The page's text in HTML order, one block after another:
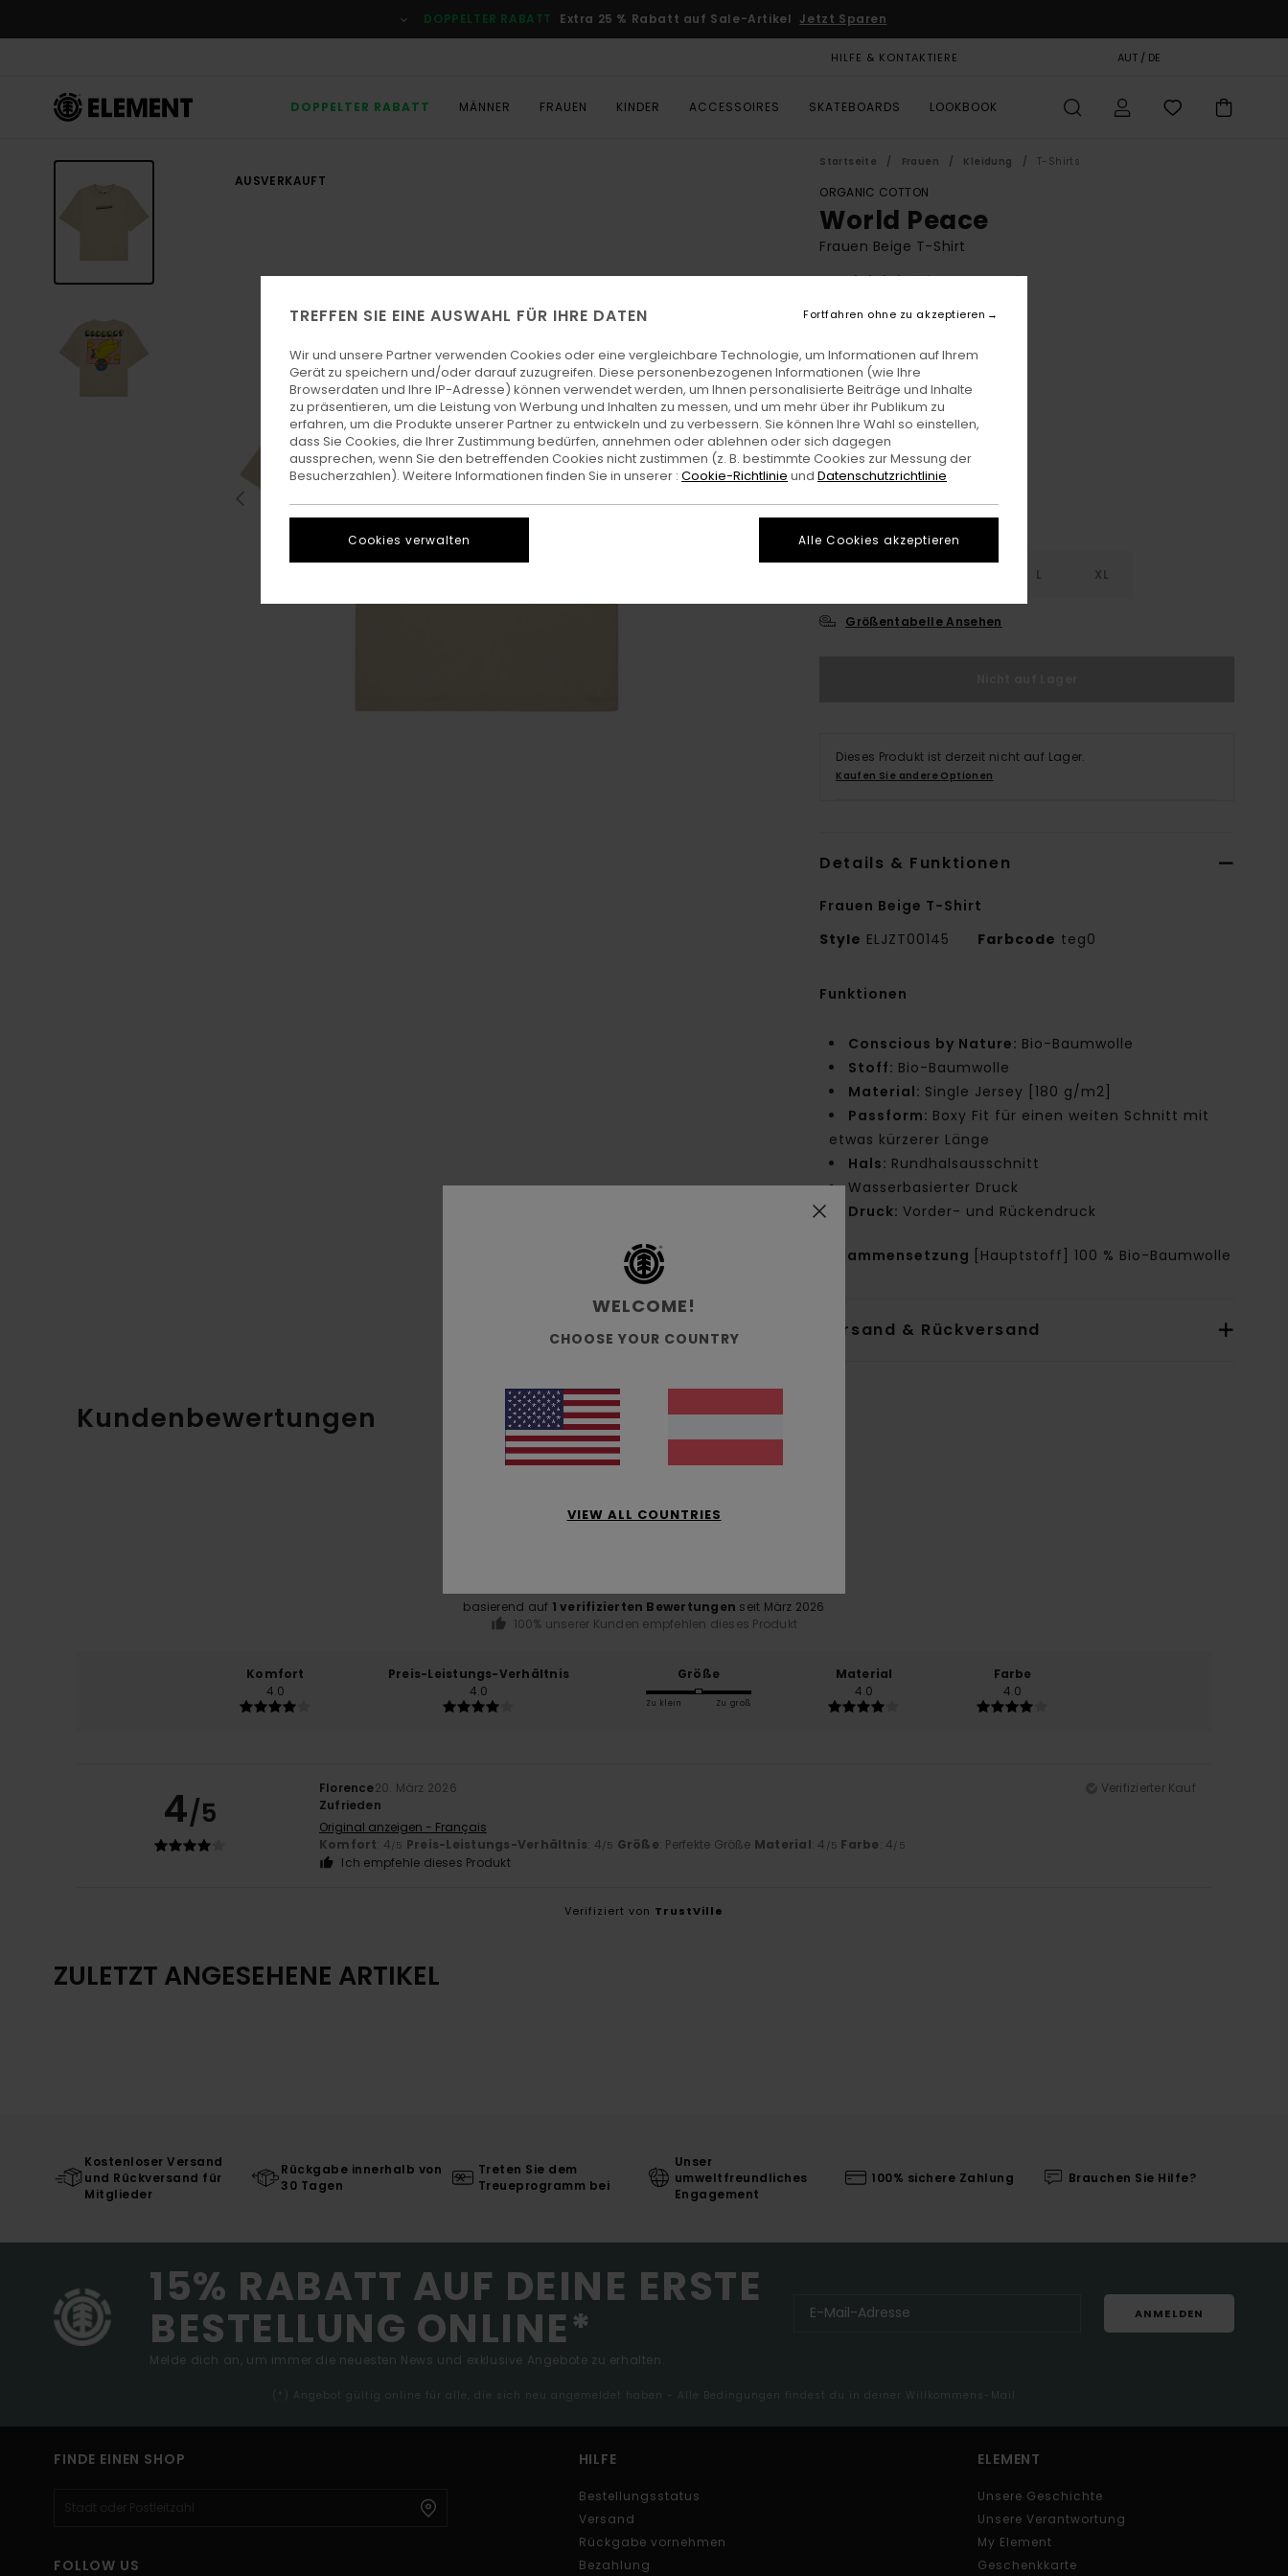
Produktinformation
DOPPELTER RABATT Extra 25 % Rabatt auf Sale-Artikel Jetzt Sparen
HILFE & KONTAKTIERE AUT / DE
DOPPELTER RABATT MÄNNER FRAUEN KINDER ACCESSOIRES SKATEBOARDS LOOKBOOK
AUSVERKAUFT
Startseite Frauen Kleidung T-Shirts
ORGANIC COTTON
World Peace
Frauen Beige T-Shirt
4.0
ECO-BONUS
DOPPELTER RABATT EXTRA 25 %
FarbeOat Milk
L XL
Größentabelle Ansehen
Dieses Produkt ist derzeit nicht auf Lager.
Kaufen Sie andere Optionen
Details & Funktionen
Frauen Beige T-Shirt
Style ELJZT00145 Farbcode teg0
Funktionen
Conscious by Nature: Bio-Baumwolle
Stoff: Bio-Baumwolle
Material: Single Jersey [180 g/m2]
Passform: Boxy Fit für einen weiten Schnitt mit
etwas kürzerer Länge
Hals: Rundhalsausschnitt
Wasserbasierter Druck
Druck:Vorder- und Rückendruck
Zusammensetzung [Hauptstoff] 100 % Bio-Baumwolle
Versand & Rückversand
Kundenbewertungen
4.0
basierend auf 1 verifizierten Bewertungen seit März 2026
100% unserer Kunden empfehlen dieses Produkt
Komfort
4.0
Preis-Leistungs-Verhältnis
4.0
Größe
Zu klein Zu groß
Material
4.0
Farbe
4.0
4/5
Florence20. März 2026
Verifizierter Kauf
Zufrieden
Original anzeigen - Français
Komfort: 4/5 Preis-Leistungs-Verhältnis: 4/5 Größe: Perfekte Größe Material: 4 /5 Farbe: 4/5
Ich empfehle dieses Produkt
Verifiziert von TrustVille
ZULETZT ANGESEHENE ARTIKEL
Kostenloser Versand
und Rückversand für
Mitglieder
Rückgabe innerhalb von
30 Tagen
Treten Sie dem
Treueprogramm bei
Unser
umweltfreundliches
Engagement
100% sichere Zahlung Brauchen Sie Hilfe?
15% RABATT AUF DEINE ERSTE
BESTELLUNG ONLINE*
Melde dich an, um immer die neuesten News und exklusive Angebote zu erhalten.
ANMELDEN
(*) Angebot gültig online für alle, die sich neu angemeldet haben - Alle Bedingungen findest du in deiner Willkommens-Mail
FINDE EINEN SHOP
FOLLOW US
HILFE
Bestellungsstatus
Versand
Rückgabe vornehmen
Bezahlung
ELEMENT
Unsere Geschichte
Unsere Verantwortung
My Element
Geschenkkarte
WELCOME!
CHOOSE YOUR COUNTRY
VIEW ALL COUNTRIES
TREFFEN SIE EINE AUSWAHL FÜR IHRE DATEN
Wir und unsere Partner verwenden Cookies oder eine vergleichbare Technologie, um Informationen auf Ihrem
Gerät zu speichern und/oder darauf zuzugreifen. Diese personenbezogenen Informationen (wie Ihre
Browserdaten und Ihre IP-Adresse) können verwendet werden, um Ihnen personalisierte Beiträge und Inhalte
zu präsentieren, um die Leistung von Werbung und Inhalten zu messen, und um mehr über ihr Publikum zu
erfahren, um die Produkte unserer Partner zu entwickeln und zu verbessern. Sie können Ihre Wahl so einstellen,
dass Sie Cookies, die Ihrer Zustimmung bedürfen, annehmen oder ablehnen oder sich dagegen
aussprechen, wenn Sie den betreffenden Cookies nicht zustimmen (z. B. bestimmte Cookies zur Messung der
Besucherzahlen). Weitere Informationen finden Sie in unserer : Cookie-Richtlinie und Datenschutzrichtlinie
Cookies verwalten
Fortfahren ohne zu akzeptieren
Alle Cookies akzeptieren